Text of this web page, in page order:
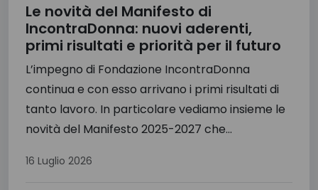
Le novità del Manifesto di
IncontraDonna: nuovi aderenti,
primi risultati e priorità per il futuro
L’impegno di Fondazione IncontraDonna
continua e con esso arrivano i primi risultati di
tanto lavoro. In particolare vediamo insieme le
novità del Manifesto 2025-2027 che...
16 Luglio 2026